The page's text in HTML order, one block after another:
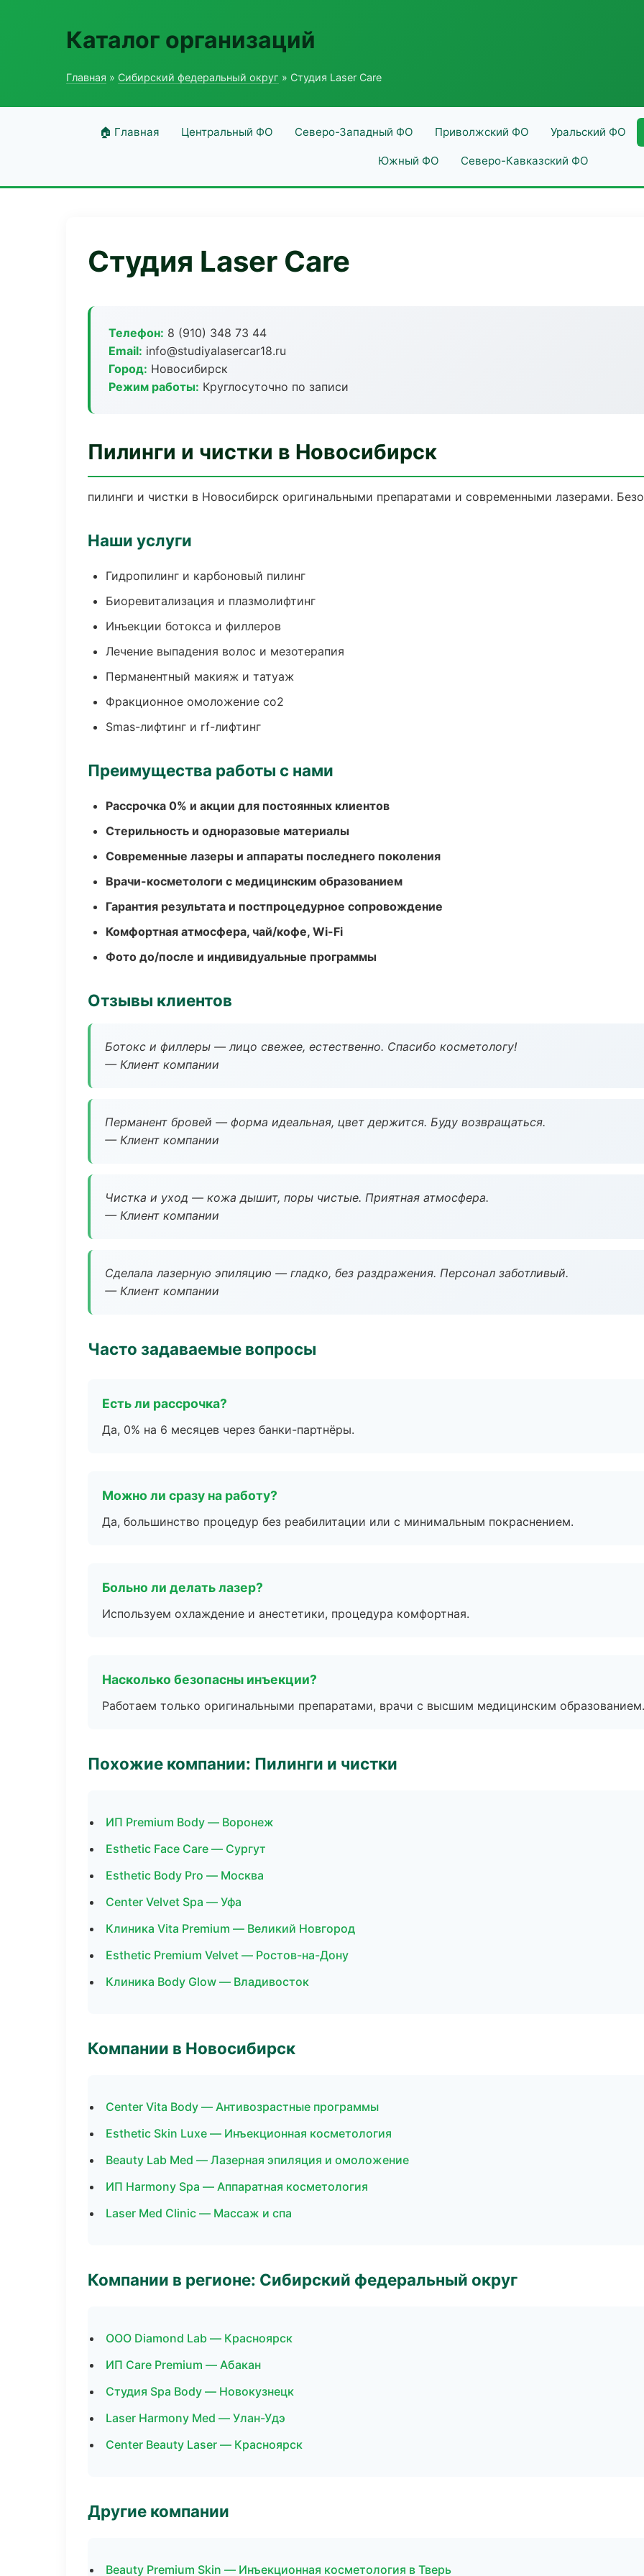
Каталог организаций
Главная » Сибирский федеральный округ » Студия Laser Care
🏠 Главная Центральный ФО Северо-Западный ФО Приволжский ФО Уральский ФО
Южный ФО Северо-Кавказский ФО
Студия Laser Care
Телефон: 8 (910) 348 73 44
Email: info@studiyalasercar18.ru
Город: Новосибирск
Режим работы: Круглосуточно по записи
Пилинги и чистки в Новосибирск
пилинги и чистки в Новосибирск оригинальными препаратами и современными лазерами.
Наши услуги
Гидропилинг и карбоновый пилинг
Биоревитализация и плазмолифтинг
Инъекции ботокса и филлеров
Лечение выпадения волос и мезотерапия
Перманентный макияж и татуаж
Фракционное омоложение co2
Smas-лифтинг и rf-лифтинг
Преимущества работы с нами
Рассрочка 0% и акции для постоянных клиентов
Стерильность и одноразовые материалы
Современные лазеры и аппараты последнего поколения
Врачи-косметологи с медицинским образованием
Гарантия результата и постпроцедурное сопровождение
Комфортная атмосфера, чай/кофе, Wi-Fi
Фото до/после и индивидуальные программы
Отзывы клиентов
Ботокс и филлеры — лицо свежее, естественно. Спасибо косметологу!
— Клиент компании
Перманент бровей — форма идеальная, цвет держится. Буду возвращаться.
— Клиент компании
Чистка и уход — кожа дышит, поры чистые. Приятная атмосфера.
— Клиент компании
Сделала лазерную эпиляцию — гладко, без раздражения. Персонал заботливый.
— Клиент компании
Часто задаваемые вопросы
Есть ли рассрочка?
Да, 0% на 6 месяцев через банки-партнёры.
Можно ли сразу на работу?
Да, большинство процедур без реабилитации или с минимальным покраснением.
Больно ли делать лазер?
Используем охлаждение и анестетики, процедура комфортная.
Насколько безопасны инъекции?
Работаем только оригинальными препаратами, врачи с высшим медицинским образованием.
Похожие компании: Пилинги и чистки
ИП Premium Body — Воронеж
Esthetic Face Care — Сургут
Esthetic Body Pro — Москва
Center Velvet Spa — Уфа
Клиника Vita Premium — Великий Новгород
Esthetic Premium Velvet — Ростов-на-Дону
Клиника Body Glow — Владивосток
Компании в Новосибирск
Center Vita Body — Антивозрастные программы
Esthetic Skin Luxe — Инъекционная косметология
Beauty Lab Med — Лазерная эпиляция и омоложение
ИП Harmony Spa — Аппаратная косметология
Laser Med Clinic — Массаж и спа
Компании в регионе: Сибирский федеральный округ
ООО Diamond Lab — Красноярск
ИП Care Premium — Абакан
Студия Spa Body — Новокузнецк
Laser Harmony Med — Улан-Удэ
Center Beauty Laser — Красноярск
Другие компании
Beauty Premium Skin — Инъекционная косметология в Тверь